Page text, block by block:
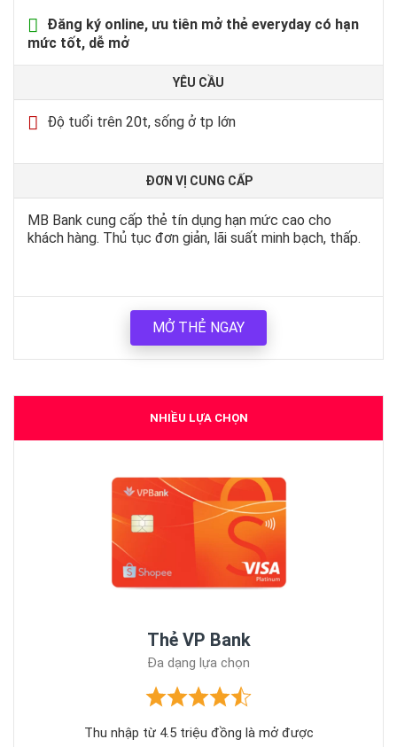
Đăng ký online, ưu tiên mở thẻ everyday có hạn
mức tốt, dễ mở
YÊU CẦU
Độ tuổi trên 20t, sống ở tp lớn
ĐƠN VỊ CUNG CẤP
MB Bank cung cấp thẻ tín dụng hạn mức cao cho
khách hàng. Thủ tục đơn giản, lãi suất minh bạch, thấp.
MỞ THẺ NGAY
NHIỀU LỰA CHỌN
Thẻ VP Bank
Đa dạng lựa chọn
Thu nhập từ 4.5 triệu đồng là mở được